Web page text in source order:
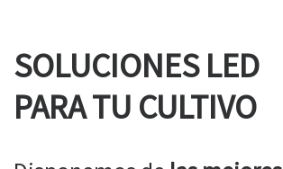
SOLUCIONES LED
PARA TU CULTIVO